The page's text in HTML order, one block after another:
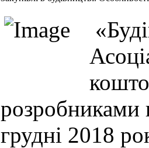
розробниками
грудні 2018